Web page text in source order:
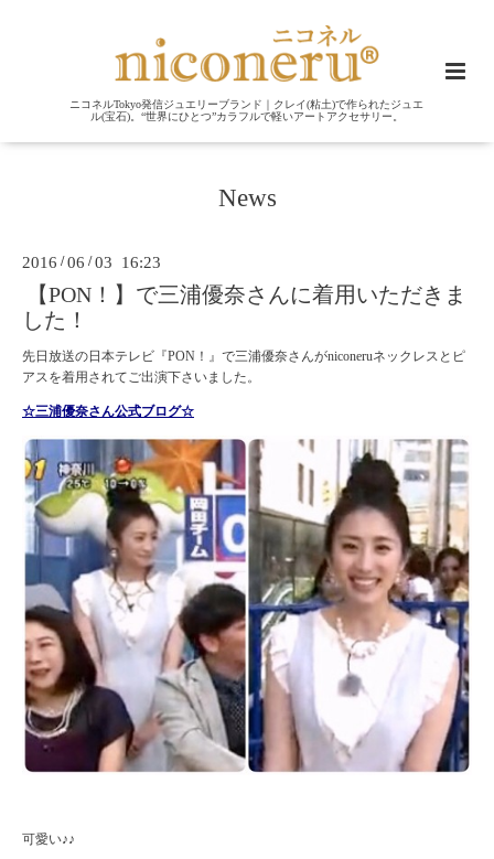
ニコネルTokyo発信ジュエリーブランド｜クレイ(粘土)で作られたジュエ
ル(宝石)。“世界にひとつ”カラフルで軽いアートアクセサリー。
News
2016 /06 /03 16:23
【PON！】で三浦優奈さんに着用いただきま
した！
先日放送の日本テレビ『PON！』で三浦優奈さんがniconeruネックレスとピ
アスを着用されてご出演下さいました。
☆三浦優奈さん公式ブログ☆
可愛い♪♪